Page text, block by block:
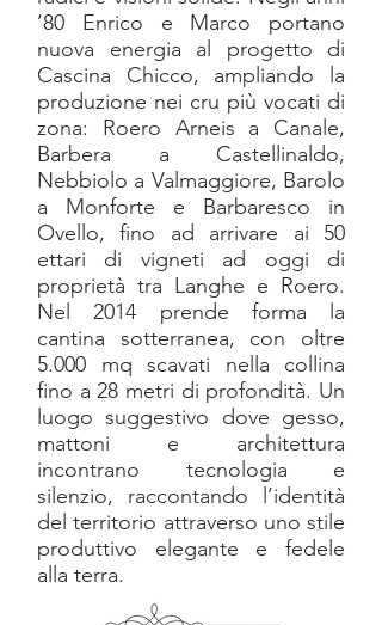
’80 Enrico e Marco portano
nuova energia al progetto di
Cascina Chicco, ampliando la
produzione nei cru più vocati di
zona: Roero Arneis a Canale,
Barbera a Castellinaldo,
Nebbiolo a Valmaggiore, Barolo
a Monforte e Barbaresco in
Ovello, fino ad arrivare ai 50
ettari di vigneti ad oggi di
proprietà tra Langhe e Roero.
Nel 2014 prende forma la
cantina sotterranea, con oltre
5.000 mq scavati nella collina
fino a 28 metri di profondità. Un
luogo suggestivo dove gesso,
mattoni e architettura
incontrano tecnologia e
silenzio, raccontando l’identità
del territorio attraverso uno stile
produttivo elegante e fedele
alla terra.